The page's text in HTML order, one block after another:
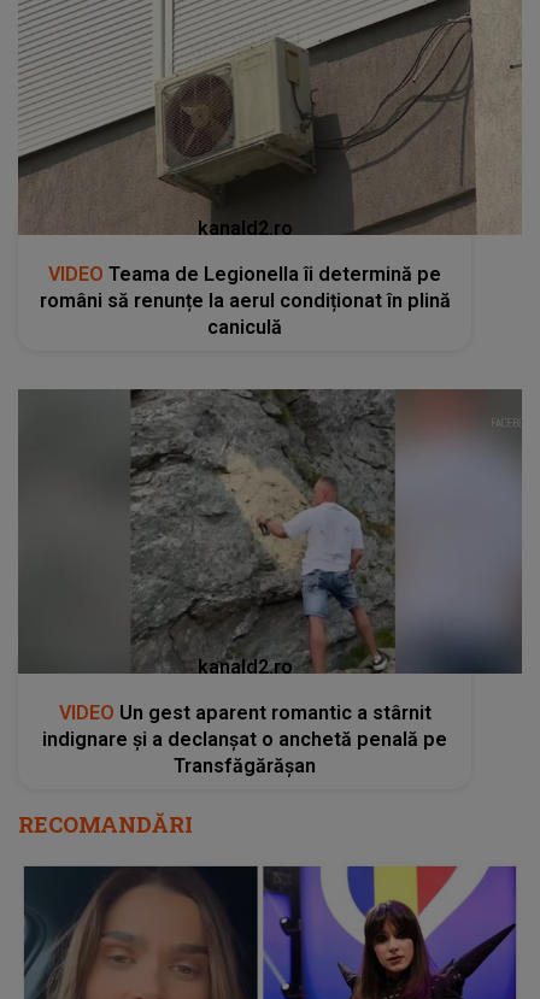
kanald2.ro
VIDEO Teama de Legionella îi determină pe
români să renunțe la aerul condiționat în plină
caniculă
kanald2.ro
VIDEO Un gest aparent romantic a stârnit
indignare și a declanșat o anchetă penală pe
Transfăgărășan
RECOMANDĂRI